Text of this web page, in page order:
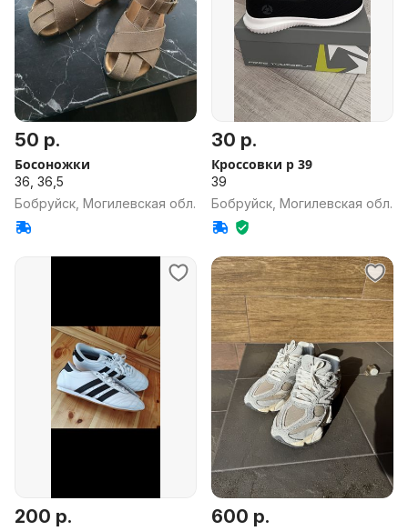
50 р.
Босоножки
36, 36,5
Бобруйск, Могилевская обл.
30 р.
Кроссовки р 39
39
Бобруйск, Могилевская обл.
200 р. 600 р.